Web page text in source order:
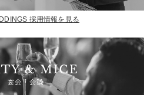
採用情報を見る